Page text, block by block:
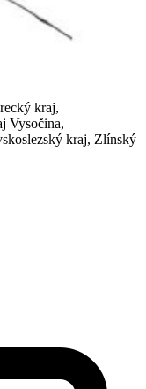
kraj,
Vysočina,
kraj, Zlínský